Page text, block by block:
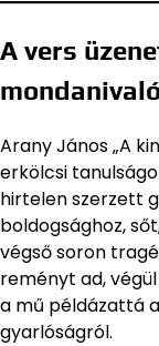
A vers
Arany János „A
erkölcsi
hirtelen szerzett
boldogsághoz,
végső soron
reményt ad,
a mű példázattá
gyarlóságról.